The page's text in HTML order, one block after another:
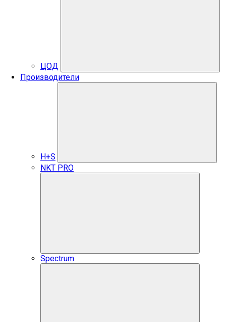
ЦОД
Производители
H+S
NKT PRO
Spectrum